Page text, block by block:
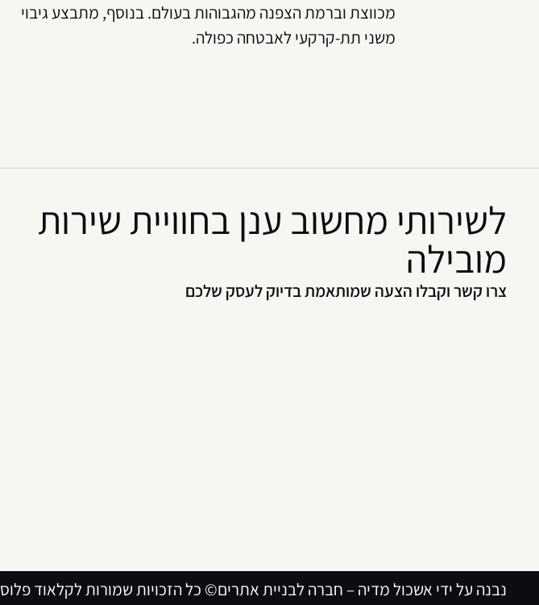
מכווצת וברמת הצפנה מהגבוהות בעולם. בנוסף, מתבצע גיבוי
משני תת-קרקעי לאבטחה כפולה.
לשירותי מחשוב ענן בחוויית שירות
מובילה
צרו קשר וקבלו הצעה שמותאמת בדיוק לעסק שלכם
נבנה על ידי אשכול מדיה –חברה לבניית אתרים© כל הזכויות שמורות לקלאוד פלוס